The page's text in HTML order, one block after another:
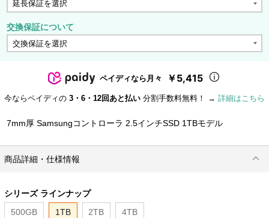
交換保証について
ペイディなら月々 ￥5,415
今ならペイディの 3・6・12回あと払い 分割手数料無料！ → 詳細はこちら
7mm厚 Samsungコントローラ 2.5インチSSD 1TBモデル
商品詳細・仕様情報
シリーズ ラインナップ
500GB
1TB 2TB 4TB